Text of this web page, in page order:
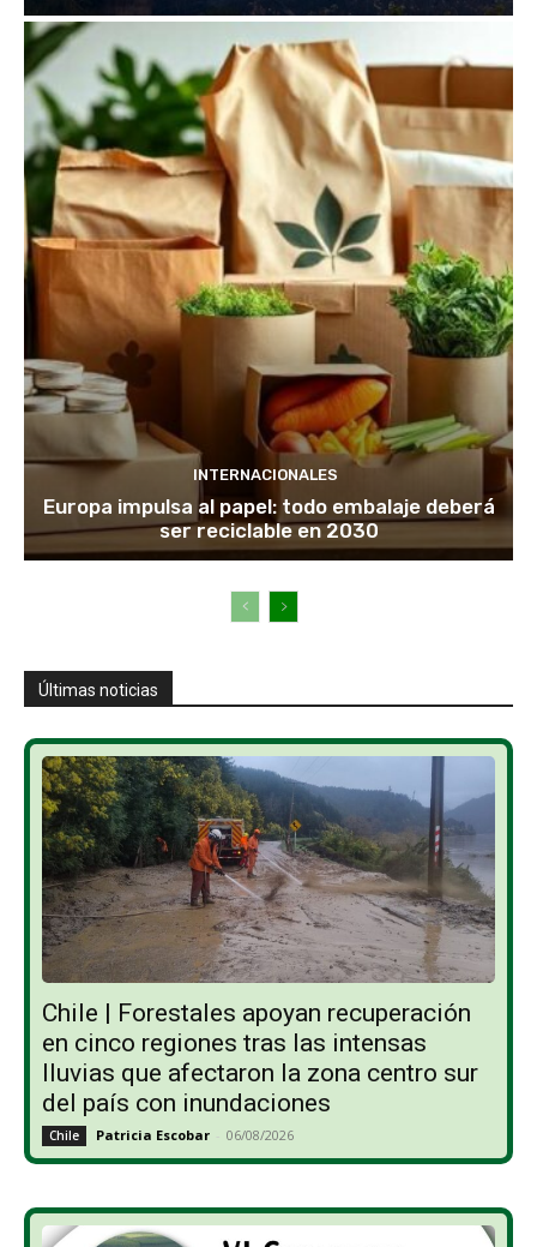
INTERNACIONALES
Europa impulsa al papel: todo embalaje deberá
ser reciclable en 2030
Últimas noticias
Chile | Forestales apoyan recuperación
en cinco regiones tras las intensas
lluvias que afectaron la zona centro sur
del país con inundaciones
Chile Patricia Escobar - 06/08/2026